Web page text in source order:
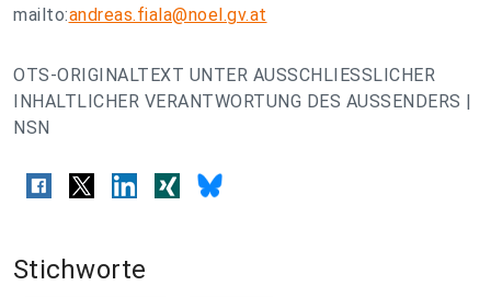
mailto:andreas.fiala@noel.gv.at
OTS-ORIGINALTEXT UNTER AUSSCHLIESSLICHER
INHALTLICHER VERANTWORTUNG DES AUSSENDERS |
NSN
Stichworte